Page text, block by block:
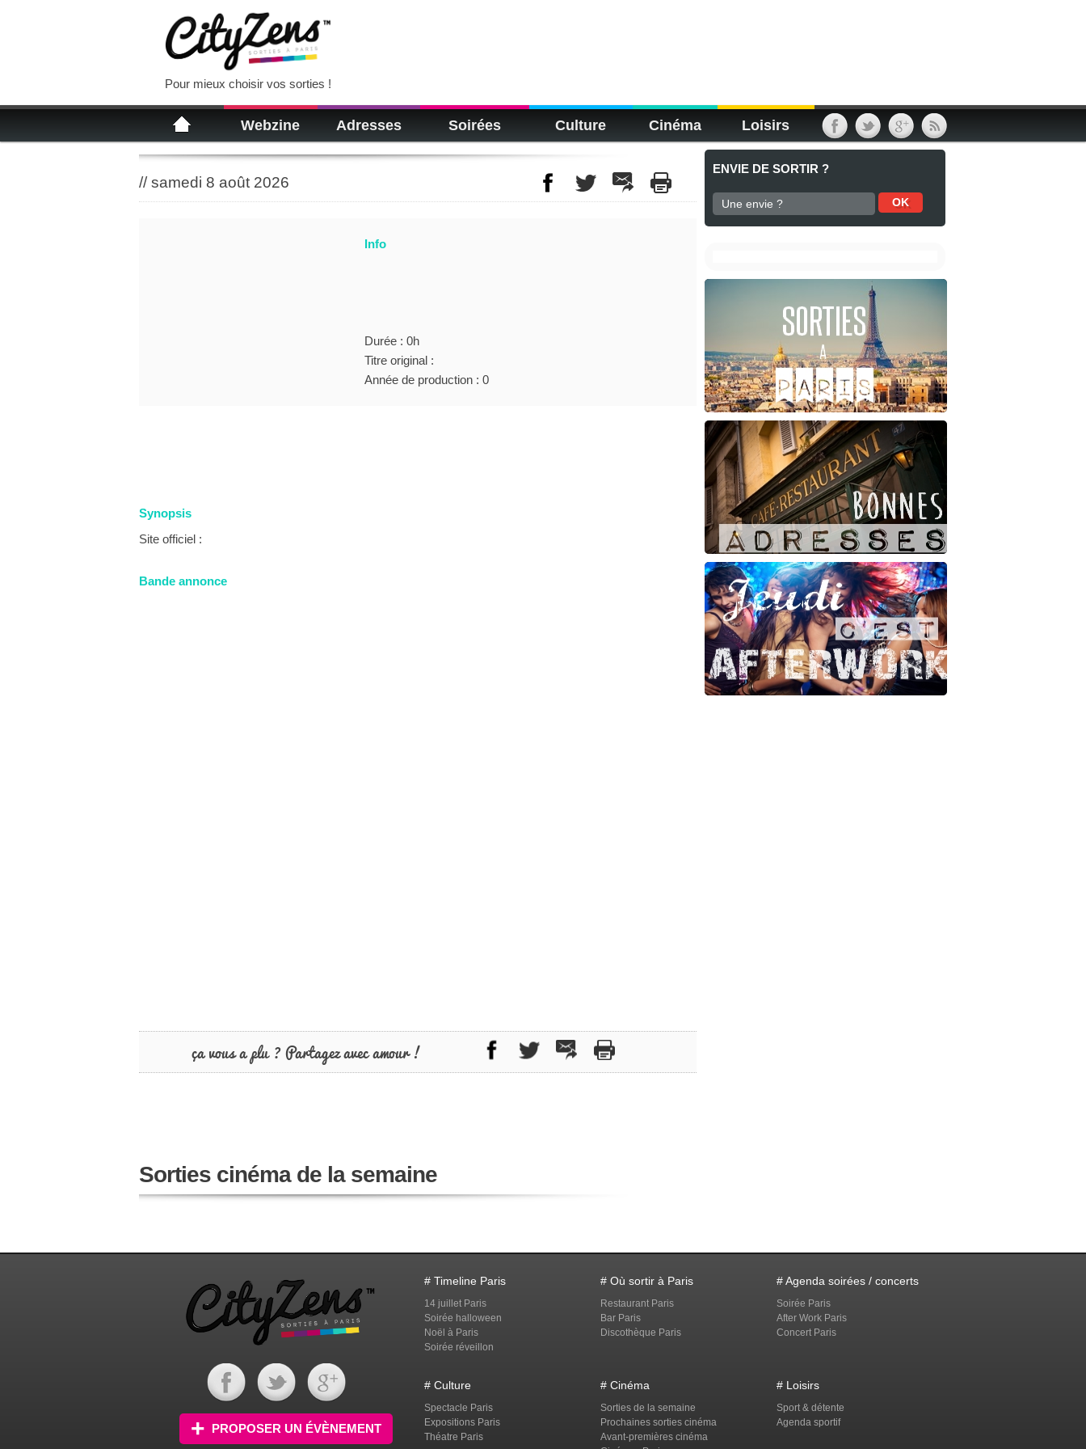
Pour mieux choisir vos sorties !
Webzine Adresses Soirées Culture Cinéma Loisirs
//samedi 8 août 2026
Info
Durée : 0h
Titre original :
Année de production : 0
Synopsis
Site officiel :
Bande annonce
ça vous a plu ? Partagez avec amour !
Sorties cinéma de la semaine
ENVIE DE SORTIR ?
PROPOSER UN ÉVÈNEMENT
# Timeline Paris
14 juillet Paris
Soirée halloween
Noël à Paris
Soirée réveillon
# Où sortir à Paris
Restaurant Paris
Bar Paris
Discothèque Paris
# Agenda soirées / concerts
Soirée Paris
After Work Paris
Concert Paris
# Culture
Spectacle Paris
Expositions Paris
Théatre Paris
# Cinéma
Sorties de la semaine
Prochaines sorties cinéma
Avant-premières cinéma
# Loisirs
Sport & détente
Agenda sportif